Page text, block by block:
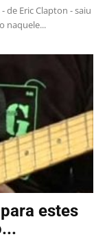
de Eric Clapton - saiu
naquele...
estes